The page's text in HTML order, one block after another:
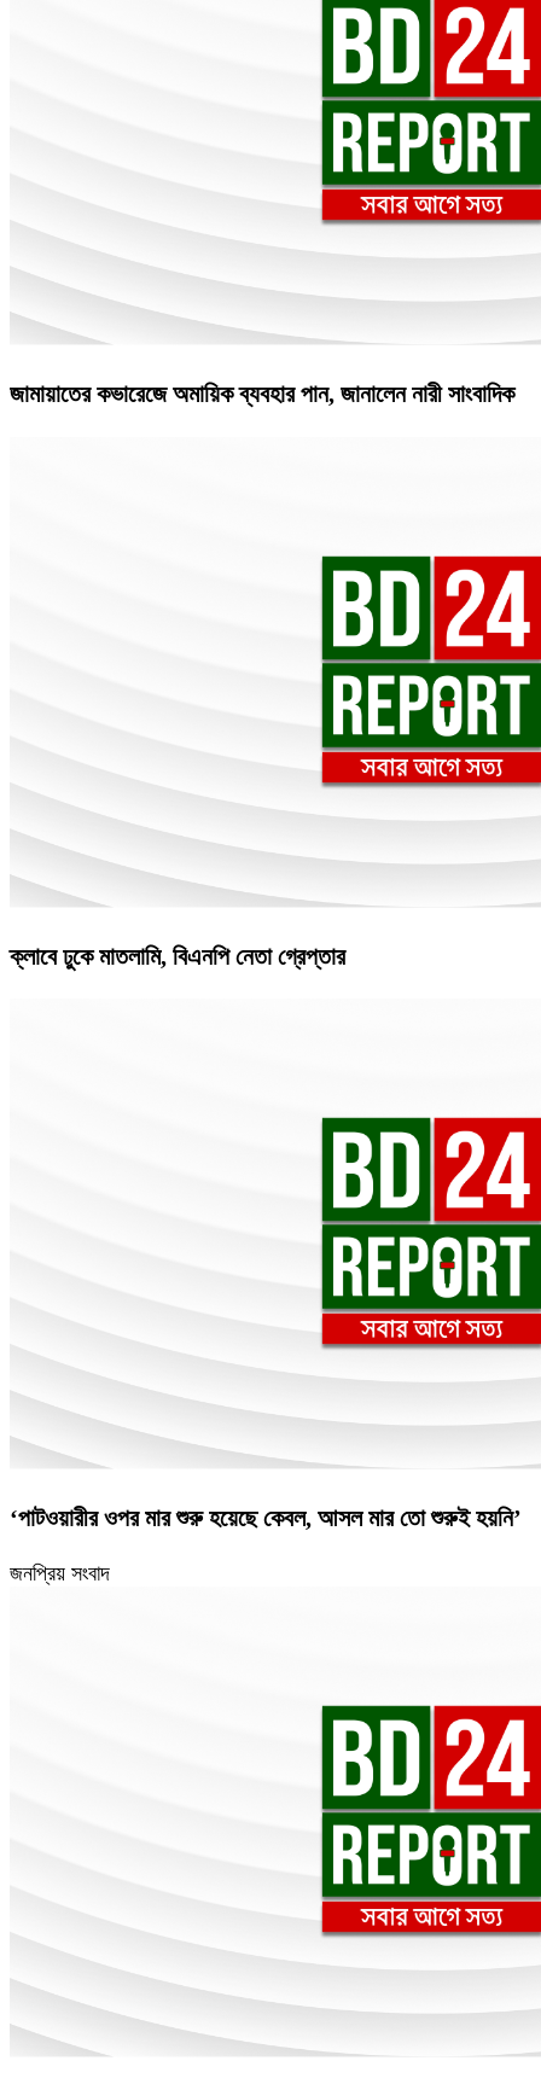
জামায়াতের কভারেজে অমায়িক ব্যবহার পান, জানালেন নারী সাংবাদিক
ক্লাবে ঢুকে মাতলামি, বিএনপি নেতা গ্রেপ্তার
‘পাটওয়ারীর ওপর মার শুরু হয়েছে কেবল, আসল মার তো শুরুই হয়নি’
জনপ্রিয় সংবাদ